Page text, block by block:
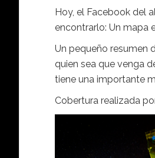
Hoy, el Facebook del
encontrarlo: Un mapa
Un pequeño resumen
quien sea que venga
tiene una importante
Cobertura realizada